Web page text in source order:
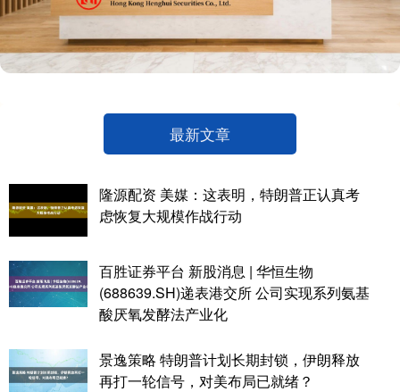
最新文章
隆源配资 美媒：这表明，特朗普正认真考
虑恢复大规模作战行动
百胜证券平台 新股消息 | 华恒生物
(688639.SH)递表港交所 公司实现系列氨基
酸厌氧发酵法产业化
景逸策略 特朗普计划长期封锁，伊朗释放
再打一轮信号，对美布局已就绪？